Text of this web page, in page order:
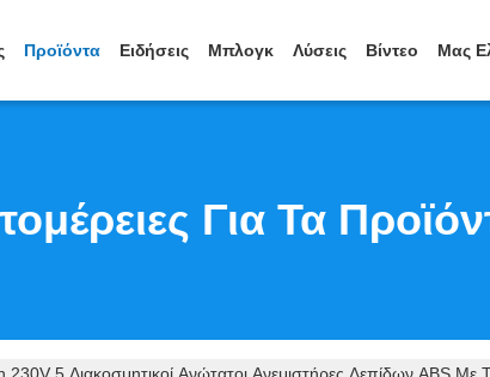
Προϊόντα Ειδήσεις Μπλογκ Λύσεις Βίντεο Μας
Για Τα